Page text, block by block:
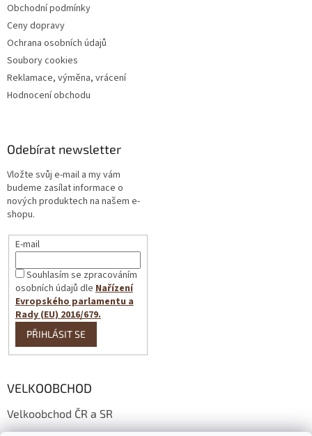
Obchodní podmínky
Ceny dopravy
Ochrana osobních údajů
Soubory cookies
Reklamace, výměna, vrácení
Hodnocení obchodu
Odebírat newsletter
Vložte svůj e-mail a my vám
budeme zasílat informace o
nových produktech na našem e-
shopu.
E-mail
Souhlasím se zpracováním
osobních údajů dleNařízení
Evropského parlamentu a
Rady (EU) 2016/679.
PŘIHLÁSIT SE
VELKOOBCHOD
Velkoobchod ČR a SR